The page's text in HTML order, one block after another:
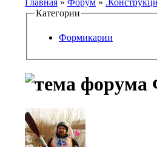
Главная » Форум »
Категории
Формикарии